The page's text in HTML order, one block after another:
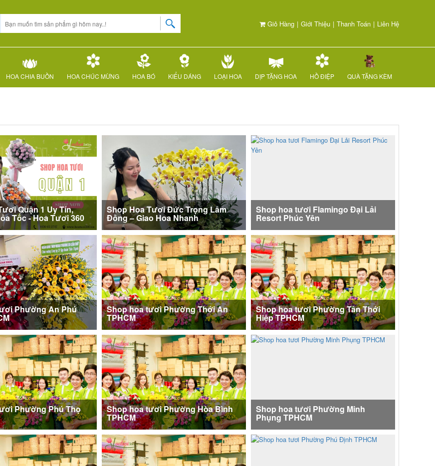
Giỏ Hàng | Giới Thiệu | Thanh Toán | Liên Hệ
HOA CHIA BUỒN HOA CHÚC MỪNG HOA BÓ KIỂU DÁNG LOẠI HOA DỊP TẶNG HOA HỒ ĐIỆP QUÀ TẶNG KÈM
Quận 1 Uy Tín,
Tốc - Hoa Tươi 360
Shop Hoa Tươi Đức Trọng Lâm
Đồng – Giao Hoa Nhanh
Shop hoa tươi Flamingo Đại Lải
Resort Phúc Yên
Phường An Phú Shop hoa tươi Phường Thới An
TPHCM
Shop hoa tươi Phường Tân Thới
Hiệp TPHCM
Phường Phú Thọ Shop hoa tươi Phường Hòa Bình
TPHCM
Shop hoa tươi Phường Minh
Phụng TPHCM